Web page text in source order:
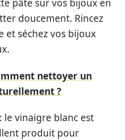
pâte sur vos bijoux en
doucement. Rincez
et séchez vos bijoux
nettoyer un
?
le vinaigre blanc est
produit pour